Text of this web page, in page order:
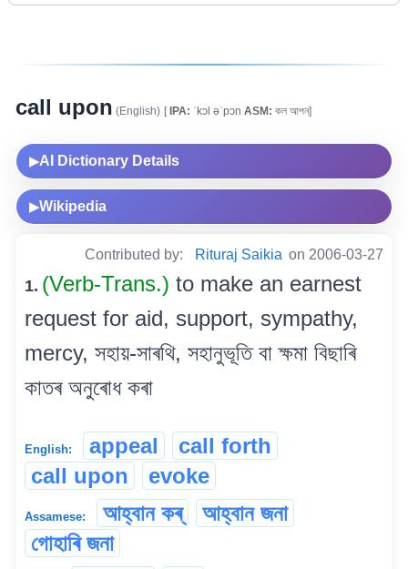
call upon (English) [IPA: ˈkɔl əˈpɔn ASM: কল আপন]
▶AI Dictionary Details
▶Wikipedia
Contributed by: Rituraj Saikia on 2006-03-27
1. (Verb-Trans.) to make an earnest
request for aid, support, sympathy,
mercy, সহায়-সাৰথি, সহানুভূতি বা ক্ষমা বিছাৰি
কাতৰ অনুৰোধ কৰা
English: appeal
call forth
call upon
evoke
Assamese: আহ্বান কৰ্
আহ্বান জনা
গোহাৰি জনা